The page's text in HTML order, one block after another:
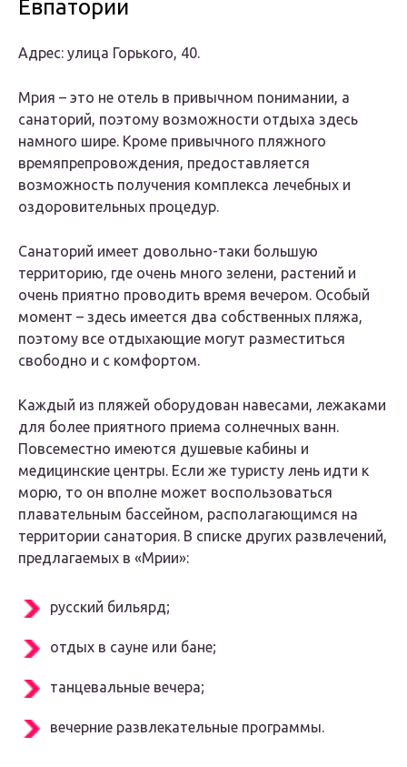
Евпатории
Адрес: улица Горького, 40.
Мрия – это не отель в привычном понимании, а
санаторий, поэтому возможности отдыха здесь
намного шире. Кроме привычного пляжного
времяпрепровождения, предоставляется
возможность получения комплекса лечебных и
оздоровительных процедур.
Санаторий имеет довольно-таки большую
территорию, где очень много зелени, растений и
очень приятно проводить время вечером. Особый
момент – здесь имеется два собственных пляжа,
поэтому все отдыхающие могут разместиться
свободно и с комфортом.
Каждый из пляжей оборудован навесами, лежаками
для более приятного приема солнечных ванн.
Повсеместно имеются душевые кабины и
медицинские центры. Если же туристу лень идти к
морю, то он вполне может воспользоваться
плавательным бассейном, располагающимся на
территории санатория. В списке других развлечений,
предлагаемых в «Мрии»:
русский бильярд;
отдых в сауне или бане;
танцевальные вечера;
вечерние развлекательные программы.